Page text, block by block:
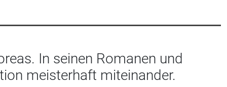
In seinen Romanen und
meisterhaft miteinander.